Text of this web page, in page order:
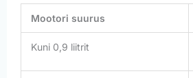
Mootori suurus
Kuni 0,9 liitrit